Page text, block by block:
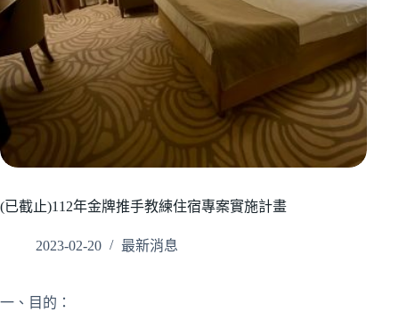
(已截止)112年金牌推手教練住宿專案實施計畫
2023-02-20 最新消息
一、目的：